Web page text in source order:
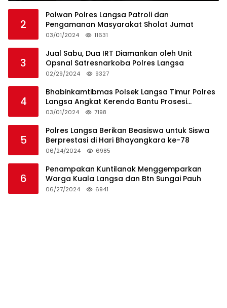
2
Polwan Polres Langsa Patroli dan
Pengamanan Masyarakat Sholat Jumat
03/01/2024 11631
3
Jual Sabu, Dua IRT Diamankan oleh Unit
Opsnal Satresnarkoba Polres Langsa
02/29/2024 9327
4
Bhabinkamtibmas Polsek Langsa Timur Polres
Langsa Angkat Kerenda Bantu Prosesi
Pemakaman Warga
03/01/2024 7198
5
Polres Langsa Berikan Beasiswa untuk Siswa
Berprestasi di Hari Bhayangkara ke-78
06/24/2024 6985
6
Penampakan Kuntilanak Menggemparkan
Warga Kuala Langsa dan Btn Sungai Pauh
06/27/2024 6941